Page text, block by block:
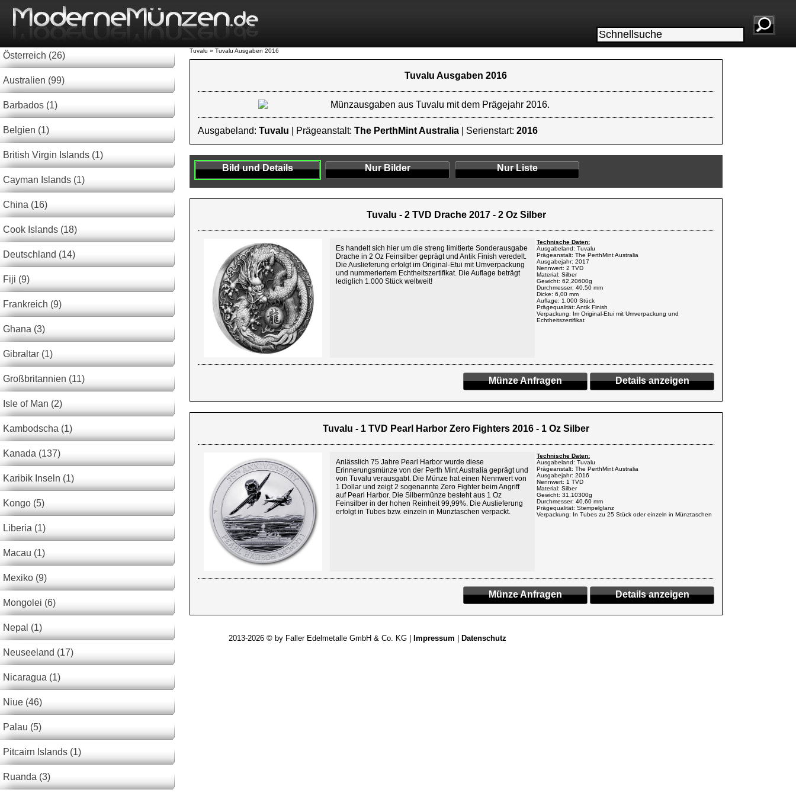
Österreich (26)
Australien (99)
Barbados (1)
Belgien (1)
British Virgin Islands (1)
Cayman Islands (1)
China (16)
Cook Islands (18)
Deutschland (14)
Fiji (9)
Frankreich (9)
Ghana (3)
Gibraltar (1)
Großbritannien (11)
Isle of Man (2)
Kambodscha (1)
Kanada (137)
Karibik Inseln (1)
Kongo (5)
Liberia (1)
Macau (1)
Mexiko (9)
Mongolei (6)
Nepal (1)
Neuseeland (17)
Nicaragua (1)
Niue (46)
Palau (5)
Pitcairn Islands (1)
Ruanda (3)
Tuvalu » Tuvalu Ausgaben 2016
Tuvalu Ausgaben 2016
Münzausgaben aus Tuvalu mit dem Prägejahr 2016.
Ausgabeland: Tuvalu | Prägeanstalt: The PerthMint Australia | Serienstart: 2016
Bild und Details Nur Bilder Nur Liste
Tuvalu - 2 TVD Drache 2017 - 2 Oz Silber
Es handelt sich hier um die streng limitierte Sonderausgabe
Drache in 2 Oz Feinsilber geprägt und Antik Finish veredelt.
Die Auslieferung erfolgt im Original-Etui mit Umverpackung
und nummeriertem Echtheitszertifikat. Die Auflage beträgt
lediglich 1.000 Stück weltweit!
Technische Daten:
Ausgabeland: Tuvalu
Prägeanstalt: The PerthMint Australia
Ausgabejahr: 2017
Nennwert: 2 TVD
Material: Silber
Gewicht: 62,20600g
Durchmesser: 40,50 mm
Dicke: 6,00 mm
Auflage: 1.000 Stück
Prägequalität: Antik Finish
Verpackung: Im Original-Etui mit Umverpackung und
Echtheitszertifikat
Details anzeigen
Münze Anfragen
Tuvalu - 1 TVD Pearl Harbor Zero Fighters 2016 - 1 Oz Silber
Anlässlich 75 Jahre Pearl Harbor wurde diese
Erinnerungsmünze von der Perth Mint Australia geprägt und
von Tuvalu verausgabt. Die Münze hat einen Nennwert von
1 Dollar und zeigt 2 sogenannte Zero Fighter beim Angriff
auf Pearl Harbor. Die Silbermünze besteht aus 1 Oz
Feinsilber in der hohen Reinheit 99,99%. Die Auslieferung
erfolgt in Tubes bzw. einzeln in Münztaschen verpackt.
Technische Daten:
Ausgabeland: Tuvalu
Prägeanstalt: The PerthMint Australia
Ausgabejahr: 2016
Nennwert: 1 TVD
Material: Silber
Gewicht: 31,10300g
Durchmesser: 40,60 mm
Prägequalität: Stempelglanz
Verpackung: In Tubes zu 25 Stück oder einzeln in Münztaschen
Details anzeigen
Münze Anfragen
2013-2026 © by Faller Edelmetalle GmbH & Co. KG | Impressum Datenschutz